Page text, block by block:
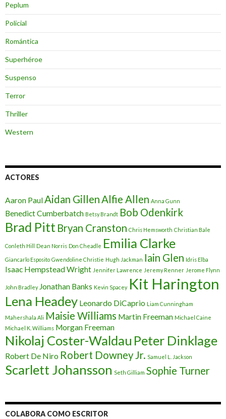
Peplum
Policial
Romántica
Superhéroe
Suspenso
Terror
Thriller
Western
ACTORES
Aaron PaulAidan GillenAlfie Allen Anna Gunn
Benedict Cumberbatch Betsy Brandt Bob Odenkirk
Brad Pitt Bryan Cranston Chris Hemsworth Christian Bale
Conleth Hill Dean Norris Don Cheadle Emilia Clarke
Giancarlo Esposito Gwendoline Christie Hugh Jackman Iain Glen Idris Elba
Isaac Hempstead Wright Jennifer Lawrence Jeremy Renner Jerome Flynn
John Bradley Jonathan Banks Kevin Spacey Kit Harington
Lena Headey Leonardo DiCaprio Liam Cunningham
Mahershala Ali Maisie Williams Martin Freeman Michael Caine
Michael K. Williams Morgan Freeman
Nikolaj Coster-Waldau Peter Dinklage
Robert De Niro Robert Downey Jr. Samuel L. Jackson
Scarlett Johansson Seth Gilliam Sophie Turner
COLABORA COMO ESCRITOR